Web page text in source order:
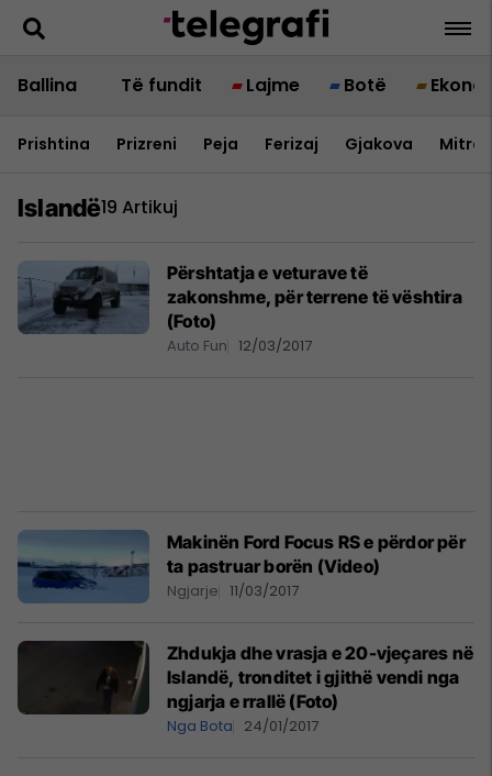
Ballina Të fundit Lajme Botë
Prishtina Prizreni Peja Ferizaj Gjakova
Islandë19 Artikuj
Përshtatja e veturave të
zakonshme, për terrene të vështira
(Foto)
Auto Fun 12/03/2017
Makinën Ford Focus RS e përdor për
ta pastruar borën (Video)
Ngjarje 11/03/2017
Zhdukja dhe vrasja e 20-vjeçares në
Islandë, tronditet i gjithë vendi nga
ngjarja e rrallë (Foto)
Nga Bota 24/01/2017